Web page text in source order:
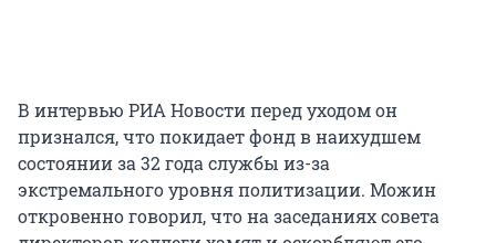
В интервью РИА Новости перед уходом он
признался, что покидает фонд в наихудшем
состоянии за 32 года службы из-за
экстремального уровня политизации. Можин
откровенно говорил, что на заседаниях совета